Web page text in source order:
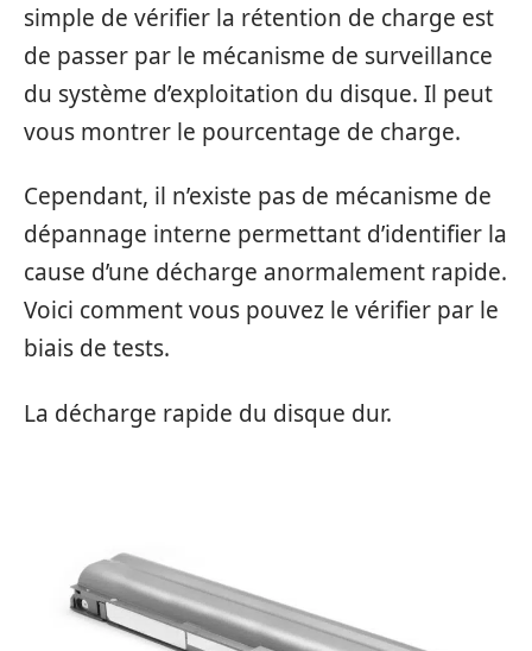
simple de vérifier la rétention de charge est
de passer par le mécanisme de surveillance
du système d’exploitation du disque. Il peut
vous montrer le pourcentage de charge.
Cependant, il n’existe pas de mécanisme de
dépannage interne permettant d’identifier la
cause d’une décharge anormalement rapide.
Voici comment vous pouvez le vérifier par le
biais de tests.
La décharge rapide du disque dur.